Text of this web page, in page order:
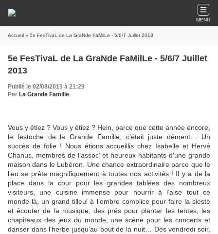
MENU
Accueil » 5e FesTivaL de La GraNde FaMilLe - 5/6/7 Juillet 2013
5e FesTivaL de La GraNde FaMilLe - 5/6/7 Juillet
2013
Publié le 02/08/2013 à 21:29
Par La Grande Famille
Vous y étiez ? Vous y étiez ? Hein, parce que cette année encore,
le festoche de la Grande Famille, c’était juste dément… Un
succès de folie ! Nous étions accueillis chez Isabelle et Hervé
Chanus, membres de l’assoc’ et heureux habitants d’une grande
maison dans le Lubéron. Une chance extraordinaire parce que le
lieu se prête magnifiquement à toutes nos activités ! Il y a de la
place dans la cour pour les grandes tablées des nombreux
visiteurs, une cuisine immense pour nourrir à l’aise tout ce
monde-là, un grand tilleul à l’ombre complice pour faire la sieste
et écouter de la musique, des prés pour planter les tentes, les
chapiteaux des jeux du monde, une scène pour les concerts et
danser dans l’herbe jusqu’au bout de la nuit… Dès vendredi soir,